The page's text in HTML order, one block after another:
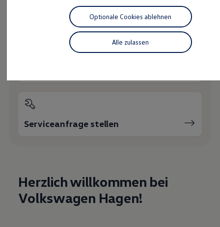
Lifestyle Shop
T-Roc Kollektion
Golf Kollektion
ID. Kollektion
Volkswagen Kollektion
R-Kollektion
Service und Ersatzteile
Inspektion und HU/AU
Volkswagen Teile
Zubehör
Modellspezifisches Zubehör
Schutz und Pflege
Fahrzeugangebot anfordern
Serviceanfrage stellen
Herzlich willkommen bei
Volkswagen Hagen!
Alle zulassen
Optionale Cookies ablehnen